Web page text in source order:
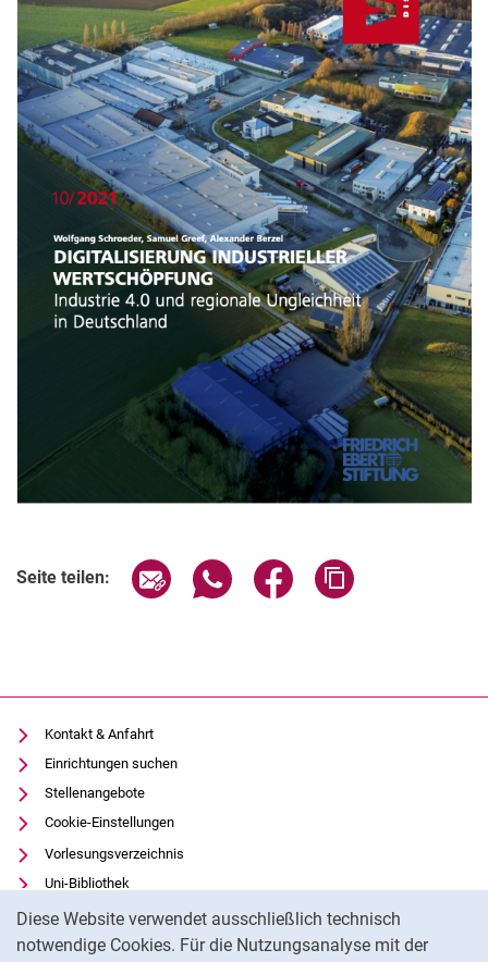
Diese Website verwendet ausschließlich technisch
notwendige Cookies. Für die Nutzungsanalyse mit der
Seite teilen: Seite über E-Mail teilen
Seite über WhatsApp teilen
Seite über Facebook
Kontakt & Anfahrt
Einrichtungen suchen
Stellenangebote
Cookie-Einstellungen
Vorlesungsverzeichnis
Uni-Bibliothek
Moodle
Panopto